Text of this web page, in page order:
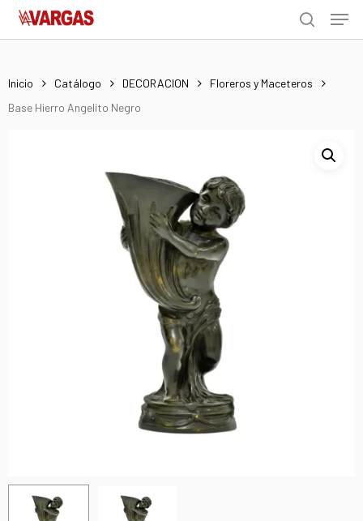
Skip
search
Menu
Inicio Catálogo DECORACION
Floreros y Maceteros
Base Hierro Angelito Negro